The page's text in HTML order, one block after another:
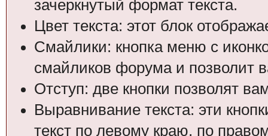
зачеркнутый формат текста.
Цвет текста: этот блок
Смайлики: кнопка меню с
смайликов форума и позволит
Отступ: две кнопки позволят
Выравнивание текста: эти
текст по левому краю, по